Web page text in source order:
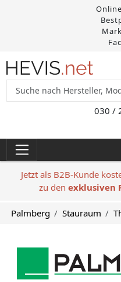
030 /
Jetzt als B2B-Kunde
zu den exklusiven
Palmberg Stauraum